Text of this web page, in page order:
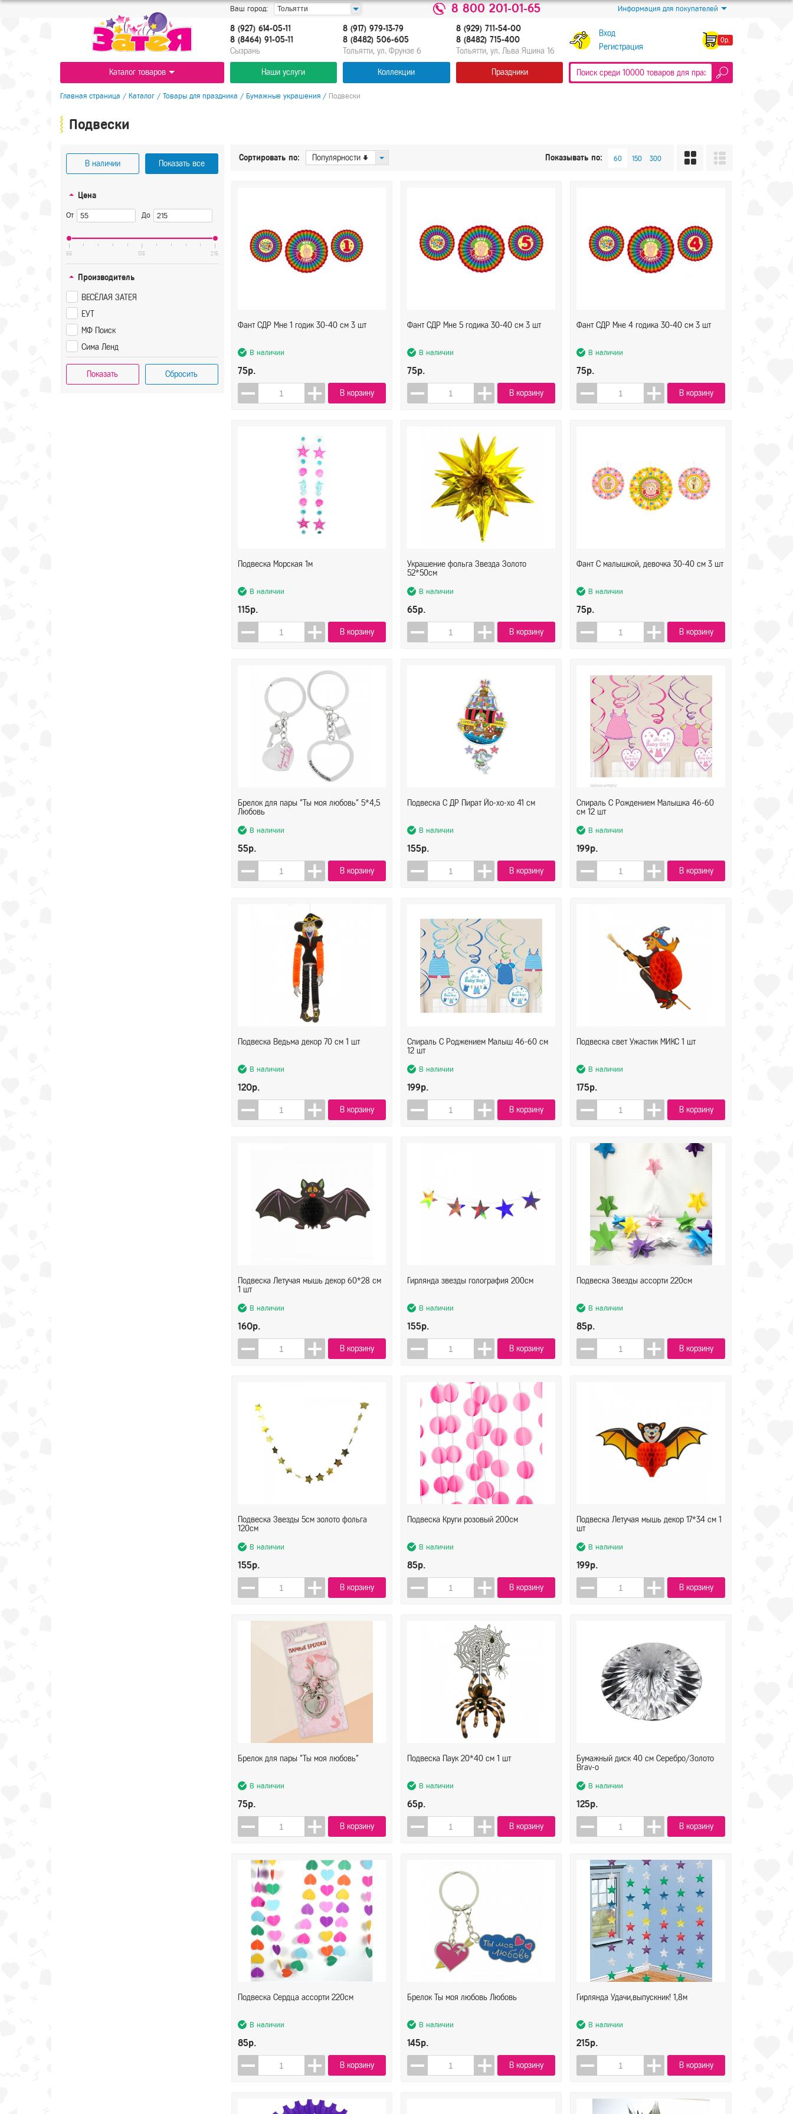
Ваш город: Тольятти 8 800 201-01-65 Информация для покупателей
8 (927) 614-05-11
8 (8464) 91-05-11
Cызрань
8 (917) 979-13-79
8 (8482) 506-605
Тольятти, ул. Фрунзе 6
8 (929) 711-54-00
8 (8482) 715-400
Тольятти, ул. Льва Яшина 16
Вход
Регистрация
0р.
Каталог товаров Наши услуги Коллекции Праздники
Главная страница / Каталог / Товары для праздника / Бумажные украшения / Подвески
Подвески
В наличии Показать все
Цена
От До
55 135 215
Производитель
ВЕСЁЛАЯ ЗАТЕЯ
ЕУТ
МФ Поиск
Сима Ленд
Показать Сбросить
Сортировать по: Популярности Показывать по:
Фант СДР Мне 1 годик 30-40 см 3 шт
В наличии
75р.
В корзину
Фант СДР Мне 5 годика 30-40 см 3 шт
В наличии
75р.
В корзину
Фант СДР Мне 4 годика 30-40 см 3 шт
В наличии
75р.
В корзину
Подвеска Морская 1м
В наличии
115р.
В корзину
Украшение фольга Звезда Золото
52*50см
В наличии
65р.
В корзину
Фант С малышкой, девочка 30-40 см 3 шт
В наличии
75р.
В корзину
Брелок для пары "Ты моя любовь" 5*4,5
Любовь
В наличии
55р.
В корзину
Подвеска С ДР Пират Йо-хо-хо 41 см
В наличии
155р.
В корзину
Спираль С Рождением Малышка 46-60
см 12 шт
В наличии
199р.
В корзину
Подвеска Ведьма декор 70 см 1 шт
В наличии
120р.
В корзину
Спираль С Роджением Малыш 46-60 см
12 шт
В наличии
199р.
В корзину
Подвеска свет Ужастик МИКС 1 шт
В наличии
175р.
В корзину
Подвеска Летучая мышь декор 60*28 см
1 шт
В наличии
160р.
В корзину
Гирлянда звезды голография 200см
В наличии
155р.
В корзину
Подвеска Звезды ассорти 220см
В наличии
85р.
В корзину
Подвеска Звезды 5см золото фольга
120см
В наличии
155р.
В корзину
Подвеска Круги розовый 200см
В наличии
85р.
В корзину
Подвеска Летучая мышь декор 17*34 см 1
шт
В наличии
199р.
В корзину
Брелок для пары "Ты моя любовь"
В наличии
75р.
В корзину
Подвеска Паук 20*40 см 1 шт
В наличии
65р.
В корзину
Бумажный диск 40 см Серебро/Золото
Brav-o
В наличии
125р.
В корзину
Подвеска Сердца ассорти 220см
В наличии
85р.
В корзину
Брелок Ты моя любовь Любовь
В наличии
145р.
В корзину
Гирлянда Удачи,выпускник! 1,8м
В наличии
215р.
В корзину